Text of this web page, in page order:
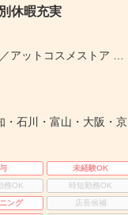
休暇充実
アットコスメストア …
・石川・富山・大阪・京
未経験OK
務OK
時短勤務OK
ング
店長候補